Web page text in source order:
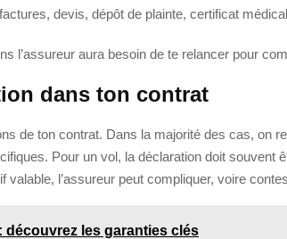
devis, dépôt de plainte, certificat
l’assureur aura besoin de te relancer pour
dans ton contrat
de ton contrat. Dans la majorité des cas, on
Pour un vol, la déclaration doit souvent
l’assureur peut compliquer, voire
les garanties clés